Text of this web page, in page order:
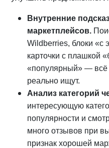
Внутренние
маркетплейсов.
Wildberries, блоки «с
карточки с плашкой
«популярный» — всё
реально ищут.
Анализ категорий
интересующую
популярности и
много отзывов при
признак хорошей